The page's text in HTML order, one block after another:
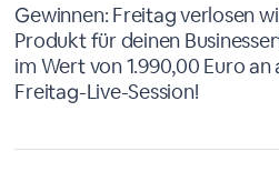
Gewinnen: Freitag verlosen
Produkt für deinen
im Wert von 1.990,00 Euro
Freitag-Live-Session!